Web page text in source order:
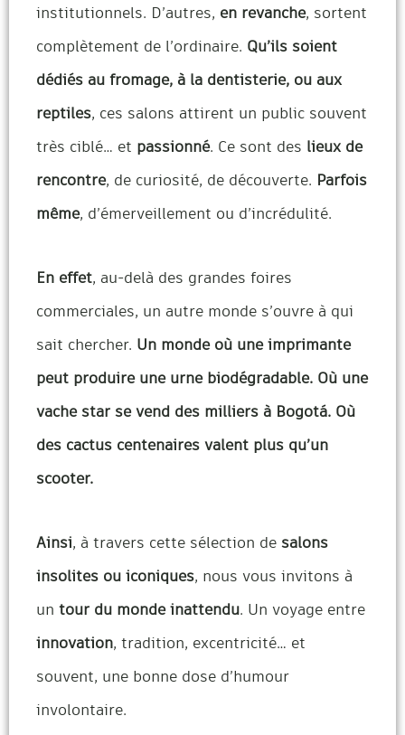
institutionnels. D’autres, en revanche, sortent
complètement de l’ordinaire. Qu’ils soient
dédiés au fromage, à la dentisterie, ou aux
reptiles, ces salons attirent un public souvent
très ciblé… et passionné. Ce sont des lieux de
rencontre, de curiosité, de découverte. Parfois
même, d’émerveillement ou d’incrédulité.
En effet, au-delà des grandes foires
commerciales, un autre monde s’ouvre à qui
sait chercher. Un monde où une imprimante
peut produire une urne biodégradable. Où une
vache star se vend des milliers à Bogotá. Où
des cactus centenaires valent plus qu’un
scooter.
Ainsi, à travers cette sélection de salons
insolites ou iconiques, nous vous invitons à
un tour du monde inattendu. Un voyage entre
innovation, tradition, excentricité… et
souvent, une bonne dose d’humour
involontaire.